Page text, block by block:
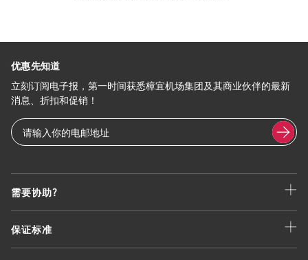
需要协助?
保证标准
优惠先知道
立刻订阅电子报，第一时间获悉樟宜机场集团及其商业伙伴的最新
消息、折扣和促销！